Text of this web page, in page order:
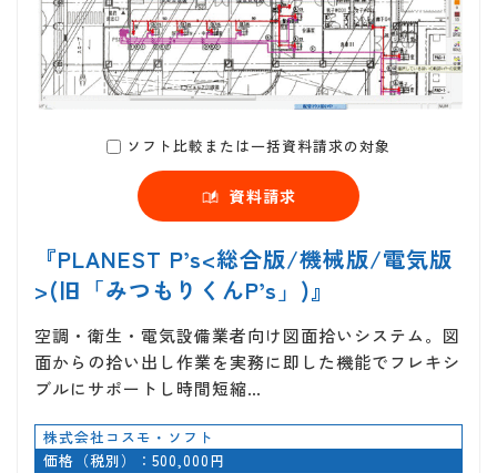
ソフト比較または一括資料請求の対象
資料請求
『PLANEST P’s<総合版/機械版/電気版
>(旧「みつもりくんP’s」)』
空調・衛生・電気設備業者向け図面拾いシステム。図
面からの拾い出し作業を実務に即した機能でフレキシ
ブルにサポートし時間短縮…
株式会社コスモ・ソフト
価格（税別）：500,000円